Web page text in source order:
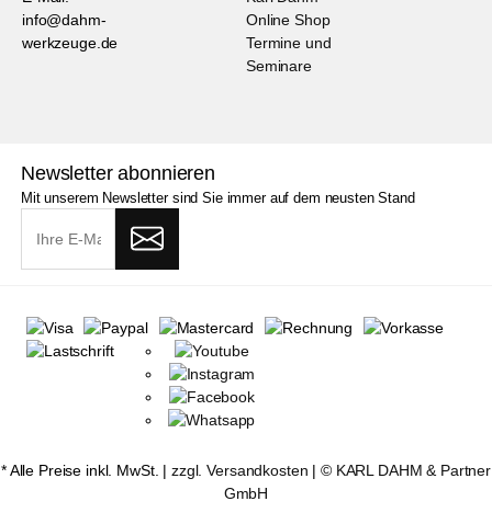
info@dahm-
werkzeuge.de
Online Shop
Termine und
Seminare
Newsletter abonnieren
Mit unserem Newsletter sind Sie immer auf dem neusten Stand
* Alle Preise inkl. MwSt. |zzgl. Versandkosten | © KARL DAHM & Partner
GmbH